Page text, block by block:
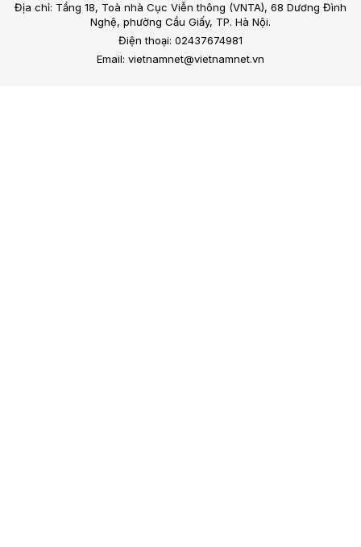
Địa chỉ: Tầng 18, Toà nhà Cục Viễn thông (VNTA), 68 Dương Đình
Nghệ, phường Cầu Giấy, TP. Hà Nội.
Điện thoại: 02437674981
Email: vietnamnet@vietnamnet.vn